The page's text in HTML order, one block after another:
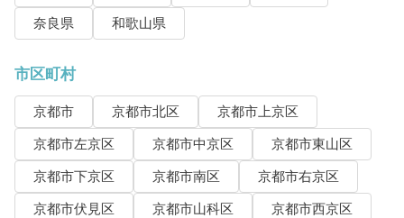
奈良県
和歌山県
市区町村
京都市 京都市北区
京都市上京区
京都市左京区
京都市中京区
京都市東山区
京都市下京区
京都市南区
京都市右京区
京都市伏見区
京都市山科区
京都市西京区